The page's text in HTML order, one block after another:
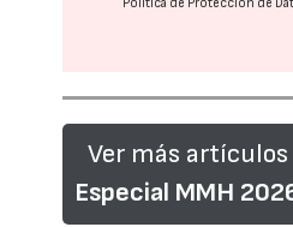
Política de Protección de
Ver más artículos
Especial MMH